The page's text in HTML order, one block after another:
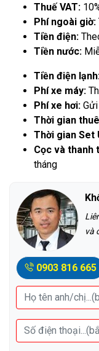
Thuế VAT:
Phí ngoài giờ:
Tiền điện:
Tiền nước:
Tiền điện
Phí xe máy:
Phí xe hơi:
Thời gian
Thời gian Set
Cọc và thanh
tháng
và
0903 816 665